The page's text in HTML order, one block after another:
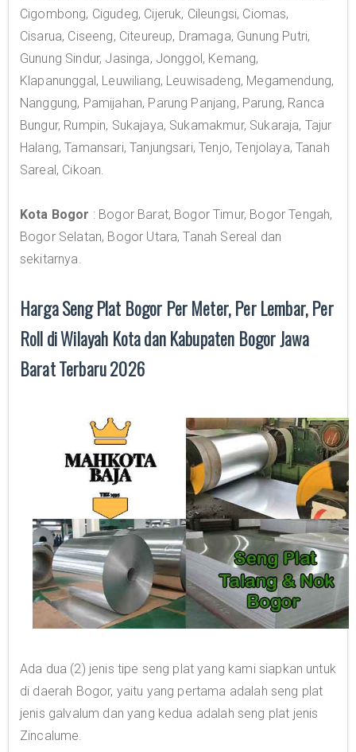
Cigombong, Cigudeg, Cijeruk, Cileungsi, Ciomas,
Cisarua, Ciseeng, Citeureup, Dramaga, Gunung Putri,
Gunung Sindur, Jasinga, Jonggol, Kemang,
Klapanunggal, Leuwiliang, Leuwisadeng, Megamendung,
Nanggung, Pamijahan, Parung Panjang, Parung, Ranca
Bungur, Rumpin, Sukajaya, Sukamakmur, Sukaraja, Tajur
Halang, Tamansari, Tanjungsari, Tenjo, Tenjolaya, Tanah
Sareal, Cikoan.
Kota Bogor : Bogor Barat, Bogor Timur, Bogor Tengah,
Bogor Selatan, Bogor Utara, Tanah Sereal dan
sekitarnya.
Harga Seng Plat Bogor Per Meter, Per Lembar, Per
Roll di Wilayah Kota dan Kabupaten Bogor Jawa
Barat Terbaru 2026
Ada dua (2) jenis tipe seng plat yang kami siapkan untuk
di daerah Bogor, yaitu yang pertama adalah seng plat
jenis galvalum dan yang kedua adalah seng plat jenis
Zincalume.